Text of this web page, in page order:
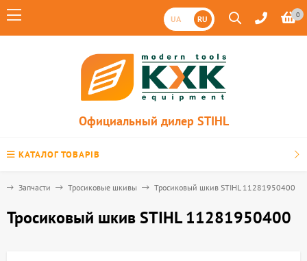
UA RU 0
Официальный дилер STIHL
КАТАЛОГ ТОВАРІВ
Запчасти Тросиковые шкивы Тросиковый шкив STIHL 11281950400
Тросиковый шкив STIHL 11281950400